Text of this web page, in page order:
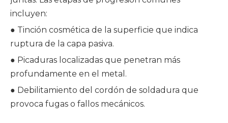
incluyen:
● Tinción cosmética de la superficie que indica
ruptura de la capa pasiva.
● Picaduras localizadas que penetran más
profundamente en el metal.
● Debilitamiento del cordón de soldadura que
provoca fugas o fallos mecánicos.